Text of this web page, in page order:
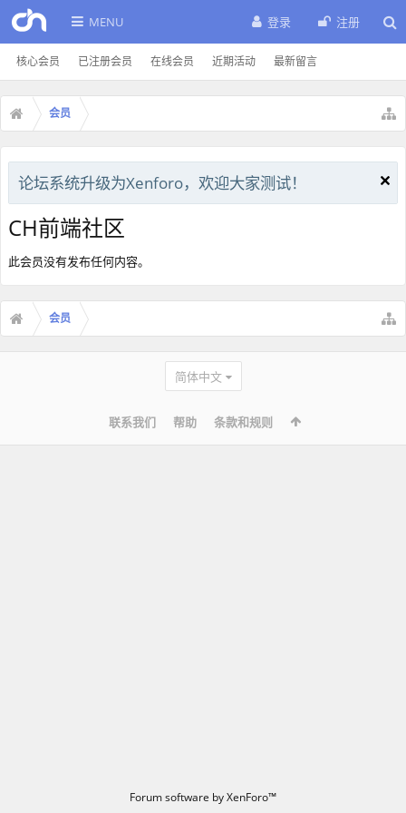
MENU
核心会员 已注册会员 在线会员 近期活动 最新留言
登录 注册
会员
论坛系统升级为Xenforo，欢迎大家测试！
CH前端社区
此会员没有发布任何内容。
会员
简体中文
联系我们 帮助 条款和规则
Forum software by XenForo™